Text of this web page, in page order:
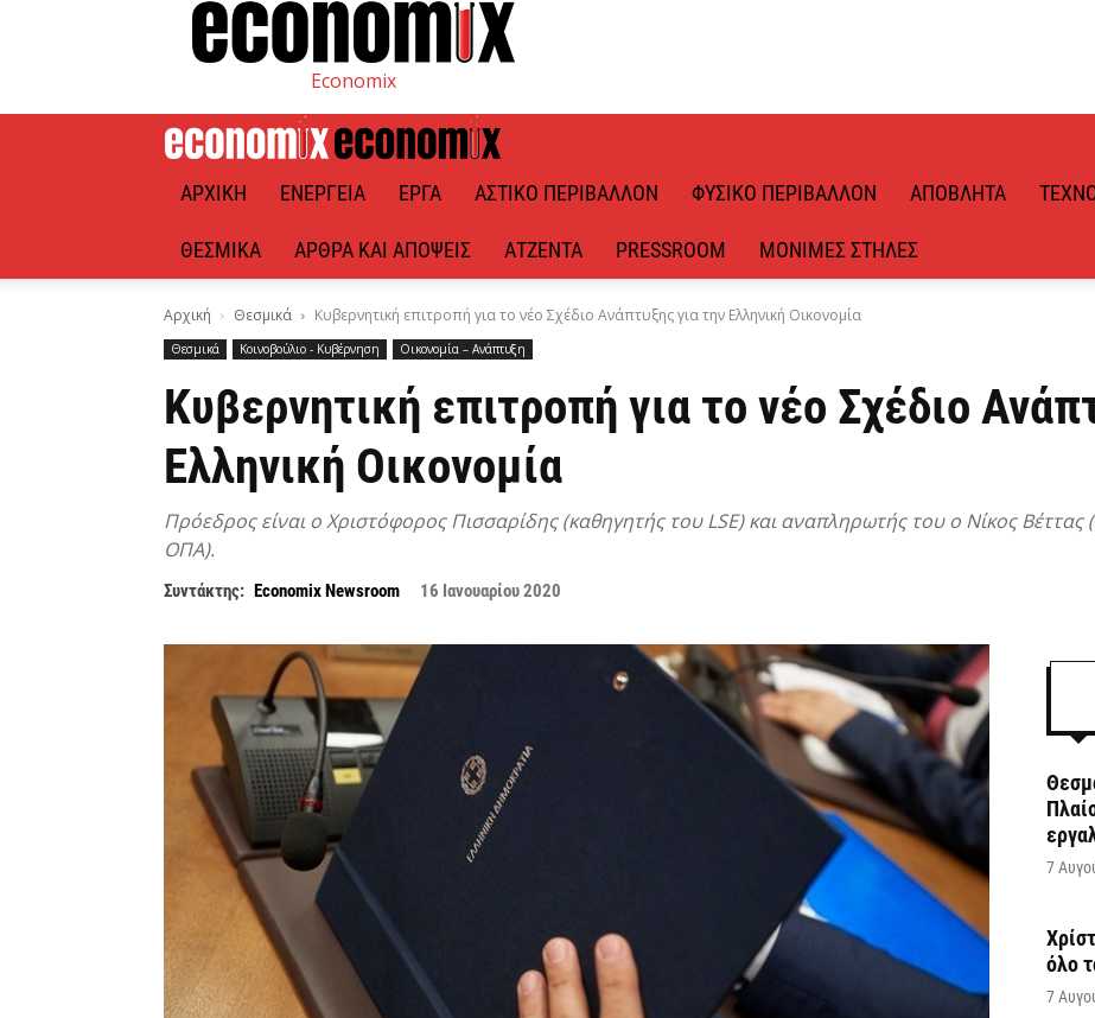
Economix
ΑΡΧΙΚΉ ΕΝΈΡΓΕΙΑ ΈΡΓΑ ΑΣΤΙΚΌ ΠΕΡΙΒΆΛΛΟΝ ΦΥΣΙΚΌ ΠΕΡΙΒΆΛΛΟΝ ΑΠΌΒΛΗΤΑ
ΘΕΣΜΙΚΆ ΆΡΘΡΑ ΚΑΙ ΑΠΌΨΕΙΣ ΑΤΖΈΝΤΑ PRESSROOM ΜΌΝΙΜΕΣ ΣΤΉΛΕΣ
Αρχική Θεσμικά Κυβερνητική επιτροπή για το νέο Σχέδιο Ανάπτυξης για την Ελληνική Οικονομία
Θεσμικά Κοινοβούλιο - Κυβέρνηση Οικονομία – Ανάπτυξη
Κυβερνητική επιτροπή για το νέο Σχέδιο
Ελληνική Οικονομία
Πρόεδρος είναι ο Χριστόφορος Πισσαρίδης (καθηγητής του LSE) και αναπληρωτής του ο Νίκος Βέττας
ΟΠΑ).
Συντάκτης: Economix Newsroom 16 Ιανουαρίου 2020
7
όλο
7